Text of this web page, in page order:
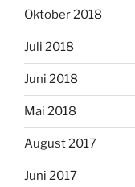
Oktober 2018
Juli 2018
Juni 2018
Mai 2018
August 2017
Juni 2017